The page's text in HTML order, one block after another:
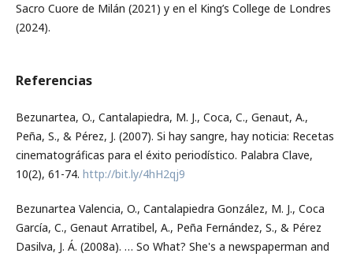
Sacro Cuore de Milán (2021) y en el King’s College de Londres
(2024).
Referencias
Bezunartea, O., Cantalapiedra, M. J., Coca, C., Genaut, A.,
Peña, S., & Pérez, J. (2007). Si hay sangre, hay noticia: Recetas
cinematográficas para el éxito periodístico. Palabra Clave,
10(2), 61-74. http://bit.ly/4hH2qj9
Bezunartea Valencia, O., Cantalapiedra González, M. J., Coca
García, C., Genaut Arratibel, A., Peña Fernández, S., & Pérez
Dasilva, J. Á. (2008a). … So What? She's a newspaperman and